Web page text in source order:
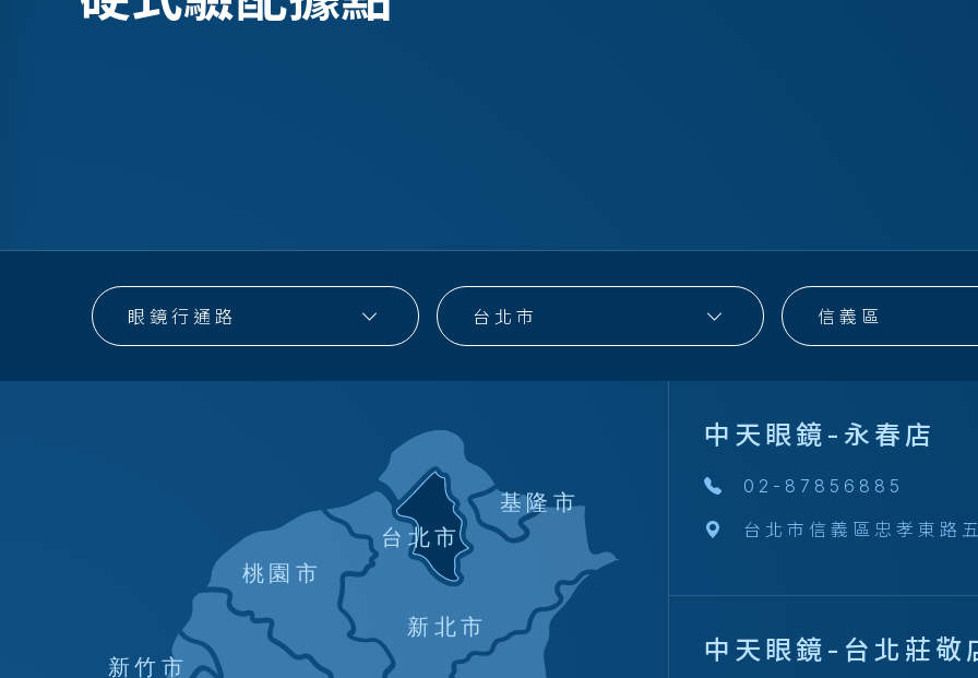
眼鏡行通路 台北市 信義區
基隆市
台北市
新北市
桃園市
新竹市
中天眼鏡-永春店
02-87856885
台北市信義區忠孝東路
中天眼鏡-台北莊敬